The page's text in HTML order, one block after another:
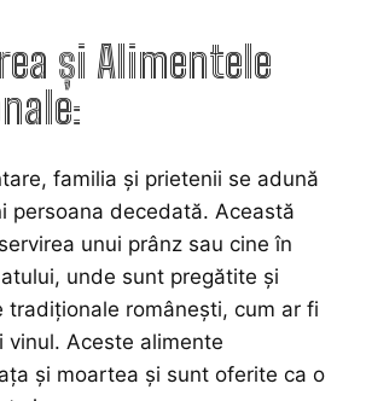
și Alimentele
familia și prietenii se adună
persoana decedată. Această
unui prânz sau cine în
unde sunt pregătite și
tradiționale românești, cum ar fi
vinul. Aceste alimente
și moartea și sunt oferite ca o